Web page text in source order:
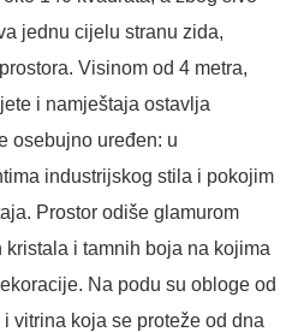
jednu cijelu stranu zida,
Visinom od 4 metra,
i namještaja ostavlja
osebujno uređen: u
industrijskog stila i pokojim
Prostor odiše glamurom
i tamnih boja na kojima
Na podu su obloge od
vitrina koja se proteže od dna